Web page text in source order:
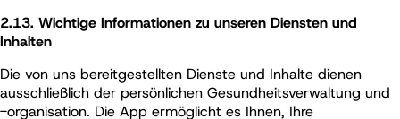
2.13. Wichtige Informationen zu unseren Diensten und
Inhalten
Die von uns bereitgestellten Dienste und Inhalte dienen
ausschließlich der persönlichen Gesundheitsverwaltung und
-organisation. Die App ermöglicht es Ihnen, Ihre